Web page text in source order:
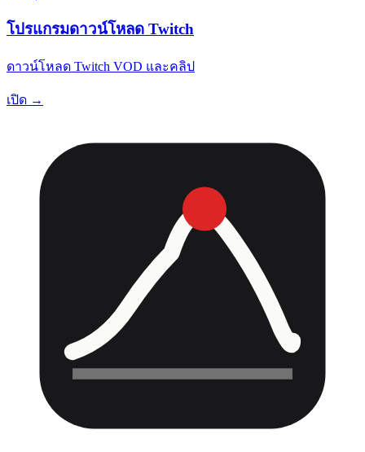
โปรแกรมดาวน์โหลด Twitch
ดาวน์โหลด Twitch VOD และคลิป
เปิด →